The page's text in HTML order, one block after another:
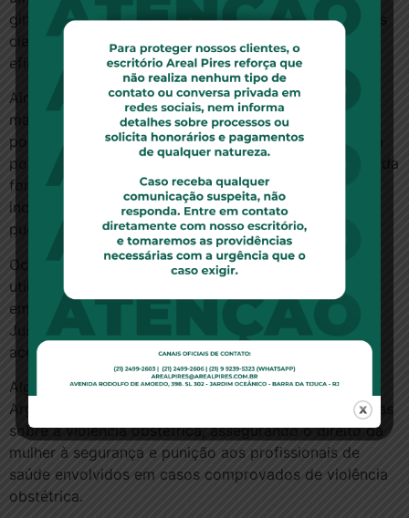
ginecologia e obstetrícia, contrariando conhecimentos
científicos consagrados, reduzindo a segurança e a
eficiência de uma boa prática assistencial e ética.”
Ainda, a nova orientação do Ministério da Saúde, de
maio de 2019, pede para que o termo seja evitado e,
possivelmente, abolido dos documentos que instruem
políticas públicas, visto que conota o uso intencional da
força e, portanto, não seria aplicável a todos os
incidentes que ocorrem durante a gestação, parto ou
puerpério.
Ocorre que, o novo entendimento sobre a não
utilização do termo “violência obstetrícia” pode criar
empecilhos para que se obtenha a reparação na
Justiça, uma vez que caindo em desuso, dificultaria o
acesso à garantias que a população já possuía.
Alguns países da América do Sul, como, por exemplo
Argentina e Venezuela possuem legislações específicas
sobre a violência obstétrica, assegurando o direito da
mulher à segurança e punição aos profissionais de
saúde envolvidos em casos comprovados de violência
obstétrica.